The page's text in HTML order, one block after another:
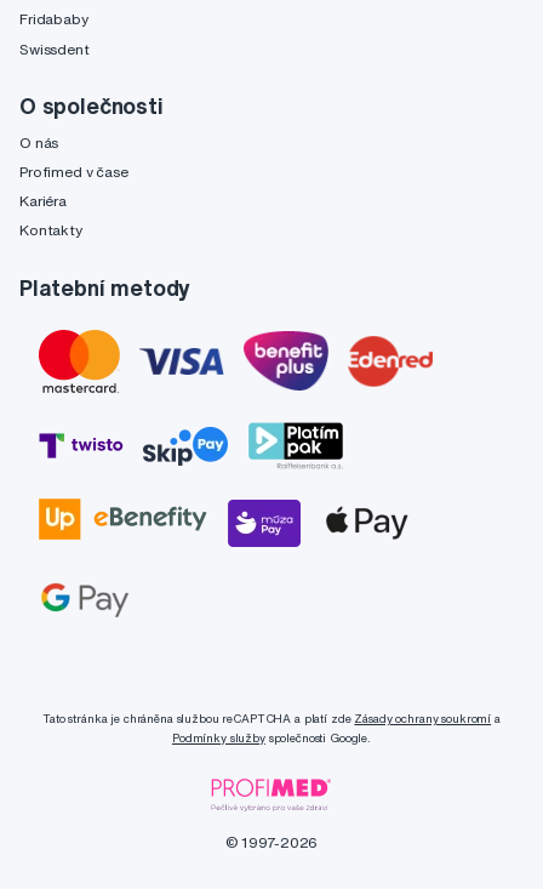
Fridababy
Swissdent
O společnosti
O nás
Profimed v čase
Kariéra
Kontakty
Platební metody
Tato stránka je chráněna službou reCAPTCHA a platí zde Zásady ochrany soukromí a
Podmínky službyspolečnosti Google.
© 1997-2026